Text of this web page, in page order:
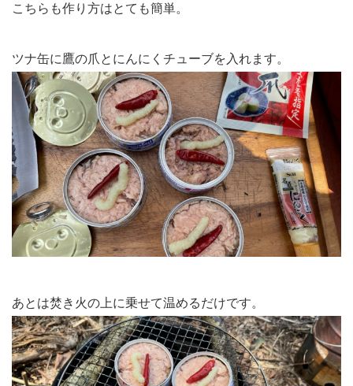
こちらも作り方はとても簡単。
ツナ缶に鷹の爪とにんにくチューブを入れます。
あとは焚き火の上に乗せて温めるだけです。